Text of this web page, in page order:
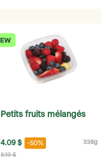
Petits fruits mélangés
4.09 $ -50% 338g
8.19 $